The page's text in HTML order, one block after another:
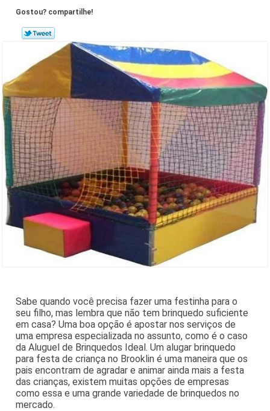
Gostou? compartilhe!
Sabe quando você precisa fazer uma festinha para o
seu filho, mas lembra que não tem brinquedo suficiente
em casa? Uma boa opção é apostar nos serviços de
uma empresa especializada no assunto, como é o caso
da Aluguel de Brinquedos Ideal. Um alugar brinquedo
para festa de criança no Brooklin é uma maneira que os
pais encontram de agradar e animar ainda mais a festa
das crianças, existem muitas opções de empresas
como essa e uma grande variedade de brinquedos no
mercado.